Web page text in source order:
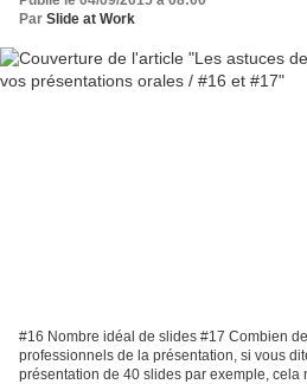
Par Slide at Work
#16 Nombre idéal de slides #17 Combien
professionnels de la présentation, si vous
présentation de 40 slides par exemple, cela